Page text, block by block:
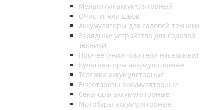
Мультитул аккумуляторный
Очистители швов
Аккумуляторы для садовой техники
Зарядные устройства для садовой
техники
Прочее (унижтожители насекомых)
Культиваторы аккумуляторные
Тележки аккумуляторные
Высоторезы аккумуляторные
Секаторы аккумуляторные
Мотобуры аккумуляторные